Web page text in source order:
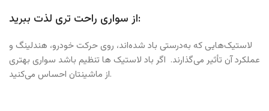
از سواری راحت تری لذت ببرید:
لاستیک‌هایی که به‌درستی باد شده‌اند، روی حرکت خودرو، هندلینگ و
عملکرد آن تأثیر می‌گذارند. اگر باد لاستیک ها تنظیم باشد سواری بهتری
از ماشینتان احساس می‌کنید.